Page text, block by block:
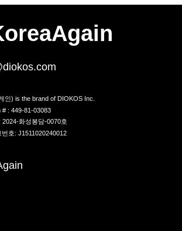
인) is the brand of DIOKOS Inc.
# : 449-81-03083
화성봉담-0070호
호: J1511020240012